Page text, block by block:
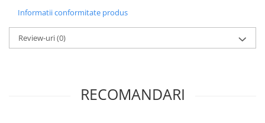
Informatii conformitate produs
Review-uri(0)
RECOMANDARI